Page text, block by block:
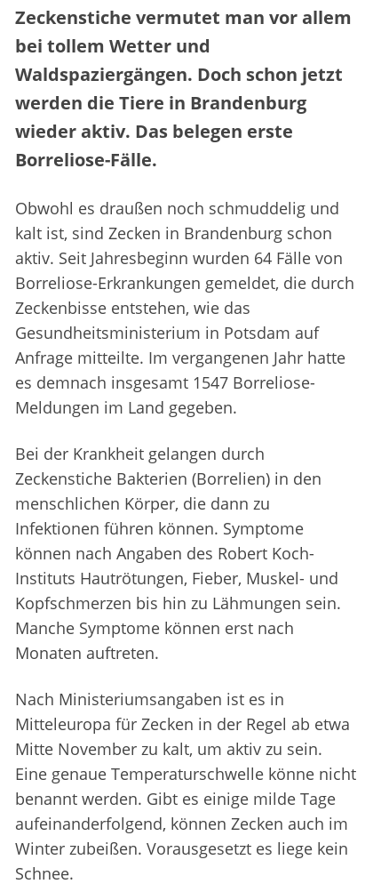
Zeckenstiche vermutet man vor allem
bei tollem Wetter und
Waldspaziergängen. Doch schon jetzt
werden die Tiere in Brandenburg
wieder aktiv. Das belegen erste
Borreliose-Fälle.
Obwohl es draußen noch schmuddelig und
kalt ist, sind Zecken in Brandenburg schon
aktiv. Seit Jahresbeginn wurden 64 Fälle von
Borreliose-Erkrankungen gemeldet, die durch
Zeckenbisse entstehen, wie das
Gesundheitsministerium in Potsdam auf
Anfrage mitteilte. Im vergangenen Jahr hatte
es demnach insgesamt 1547 Borreliose-
Meldungen im Land gegeben.
Bei der Krankheit gelangen durch
Zeckenstiche Bakterien (Borrelien) in den
menschlichen Körper, die dann zu
Infektionen führen können. Symptome
können nach Angaben des Robert Koch-
Instituts Hautrötungen, Fieber, Muskel- und
Kopfschmerzen bis hin zu Lähmungen sein.
Manche Symptome können erst nach
Monaten auftreten.
Nach Ministeriumsangaben ist es in
Mitteleuropa für Zecken in der Regel ab etwa
Mitte November zu kalt, um aktiv zu sein.
Eine genaue Temperaturschwelle könne nicht
benannt werden. Gibt es einige milde Tage
aufeinanderfolgend, können Zecken auch im
Winter zubeißen. Vorausgesetzt es liege kein
Schnee.